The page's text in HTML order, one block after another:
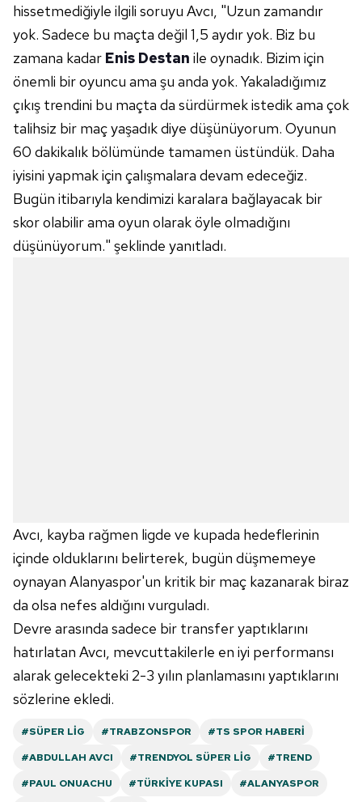
Sizlere daha iyi bir hizmet sunabilmek için İnternet
Sitemizde kendimize ve üçüncü kişilere ait çerezler
kullanılmaktadır. Bu çerezler vasıtasıyla çeşitli kişisel
verileriniz işlenmekte olup gerekli olan çerezler bilgi
toplumu hizmetlerinin sunulması amacıyla
kullanılmaktadır. Diğer çerezler, sitemizin daha işlevsel
kılınması ve kişiselleştirilmesi ve sizlere yönelik
reklam/pazarlama faaliyetlerinin yapılması, amaçlarıyla
sınırlı olarak açık rızanız dahilinde kullanılacaktır.
Çerezlere ilişkin tercihlerinizi aşağıda yer alan panel
vasıtasıyla belirleyebilirsiniz. Çerezlere ilişkin detaylı bilgi
hissetmediğiyle ilgili soruyu Avcı, "Uzun zamandır
yok. Sadece bu maçta değil 1,5 aydır yok. Biz bu
zamana kadar Enis Destan ile oynadık. Bizim için
önemli bir oyuncu ama şu anda yok. Yakaladığımız
çıkış trendini bu maçta da sürdürmek istedik ama çok
talihsiz bir maç yaşadık diye düşünüyorum. Oyunun
60 dakikalık bölümünde tamamen üstündük. Daha
iyisini yapmak için çalışmalara devam edeceğiz.
Bugün itibarıyla kendimizi karalara bağlayacak bir
skor olabilir ama oyun olarak öyle olmadığını
düşünüyorum." şeklinde yanıtladı.
Avcı, kayba rağmen ligde ve kupada hedeflerinin
içinde olduklarını belirterek, bugün düşmemeye
oynayan Alanyaspor'un kritik bir maç kazanarak biraz
da olsa nefes aldığını vurguladı.
Devre arasında sadece bir transfer yaptıklarını
hatırlatan Avcı, mevcuttakilerle en iyi performansı
alarak gelecekteki 2-3 yılın planlamasını yaptıklarını
sözlerine ekledi.
#SÜPER LIG #TRABZONSPOR
#TS SPOR HABERI
#ABDULLAH AVCI
#TRENDYOL SÜPER LIG
#TREND
#PAUL ONUACHU
#TÜRKIYE KUPASI
#ALANYASPOR